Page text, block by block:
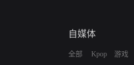
自媒体
全部 Kpop 游戏